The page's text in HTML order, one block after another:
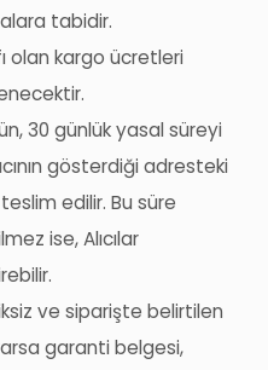
tabidir.
olan kargo ücretleri
30 günlük yasal süreyi
gösterdiği adresteki
edilir. Bu süre
ise, Alıcılar
ve siparişte belirtilen
garanti belgesi,